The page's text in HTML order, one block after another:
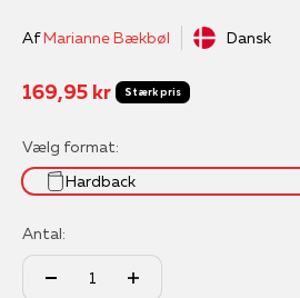
AfMarianne Bækbøl Dansk
Salgspris
169,95 kr Stærk pris
Vælg format:
Hardback
Antal: